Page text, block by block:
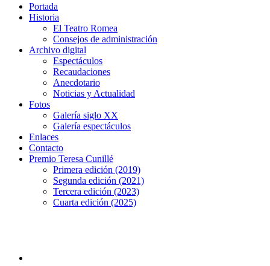
Portada
Historia
El Teatro Romea
Consejos de administración
Archivo digital
Espectáculos
Recaudaciones
Anecdotario
Noticias y Actualidad
Fotos
Galería siglo XX
Galería espectáculos
Enlaces
Contacto
Premio Teresa Cunillé
Primera edición (2019)
Segunda edición (2021)
Tercera edición (2023)
Cuarta edición (2025)